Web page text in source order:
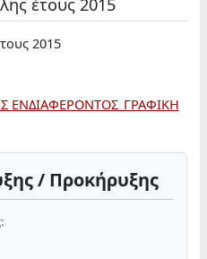
2015
ΕΝΔΙΑΦΕΡΟΝΤΟΣ_ΓΡΑΦΙΚΗ
/ Προκήρυξης